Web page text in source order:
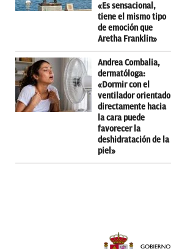
«Es sensacional,
tiene el mismo tipo
de emoción que
Aretha Franklin»
Andrea Combalia,
dermatóloga:
«Dormir con el
ventilador orientado
directamente hacia
la cara puede
favorecer la
deshidratación de la
piel»